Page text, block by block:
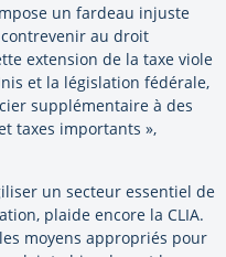
un fardeau injuste
au droit
extension de la taxe viole
et la législation fédérale,
supplémentaire à des
taxes importants »,
un secteur essentiel de
plaide encore la CLIA.
moyens appropriés pour